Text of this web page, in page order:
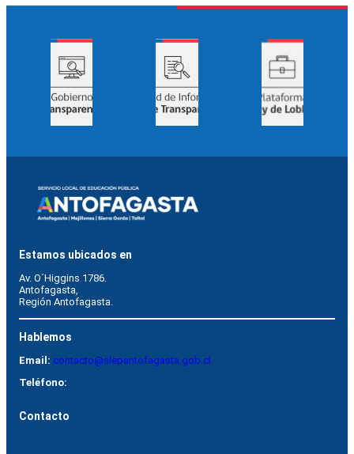
Estamos ubicados en
Av. O´Higgins 1786.
Antofagasta,
Región Antofagasta.
Hablemos
Email: contacto@slepantofagasta.gob.cl
Teléfono:
Contacto